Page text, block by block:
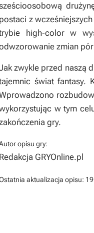
postaci z
high-color w
zmian
zwykle przed naszą
świat fantasy.
w tym
gry.
opisu gry:
Redakcja GRYOnline.pl
aktualizacja opisu: